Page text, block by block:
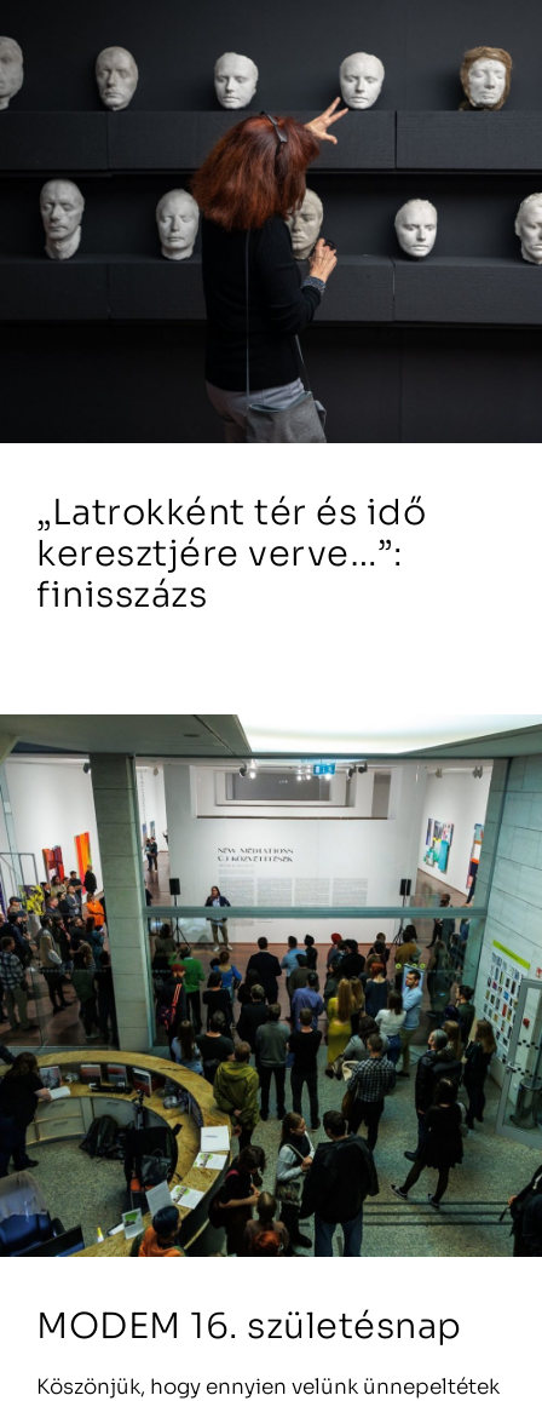
„Latrokként tér és idő
keresztjére verve…”:
finisszázs
MODEM 16. születésnap
Köszönjük, hogy ennyien velünk ünnepeltétek